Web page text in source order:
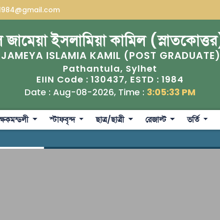
জামেয়া ইসলামিয়া কামিল
ISLAMIA KAMIL (POST
Pathantula, Sylhet
EIIN Code : 130437, ESTD : 1984
Date : Aug-08-2026, Time : 3:05:34 PM
স্টাফবৃন্দ ছাত্র/ছাত্রী রেজাল্ট ভর্তি